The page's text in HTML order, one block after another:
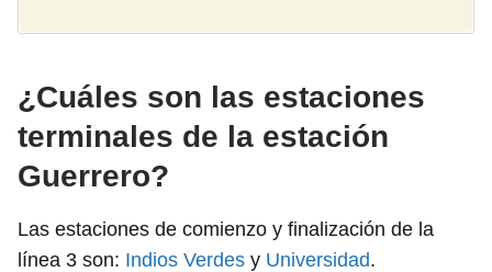
¿Cuáles son las estaciones
terminales de la estación
Guerrero?
Las estaciones de comienzo y finalización de la
línea 3 son: Indios Verdes y Universidad.